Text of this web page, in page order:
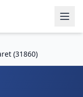
(31860)